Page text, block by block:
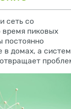
сеть со
пиковых
постоянно
в домах, а